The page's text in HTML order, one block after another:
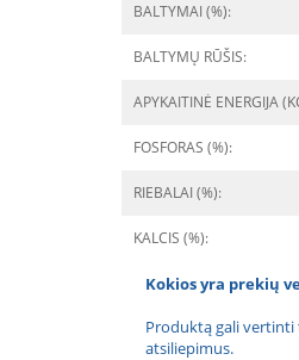
BALTYMAI (%):
BALTYMŲ RŪŠIS:
APYKAITINĖ ENERGIJA
FOSFORAS (%):
RIEBALAI (%):
KALCIS (%):
Kokios yra prekių
Produktą gali vertinti
atsiliepimus.